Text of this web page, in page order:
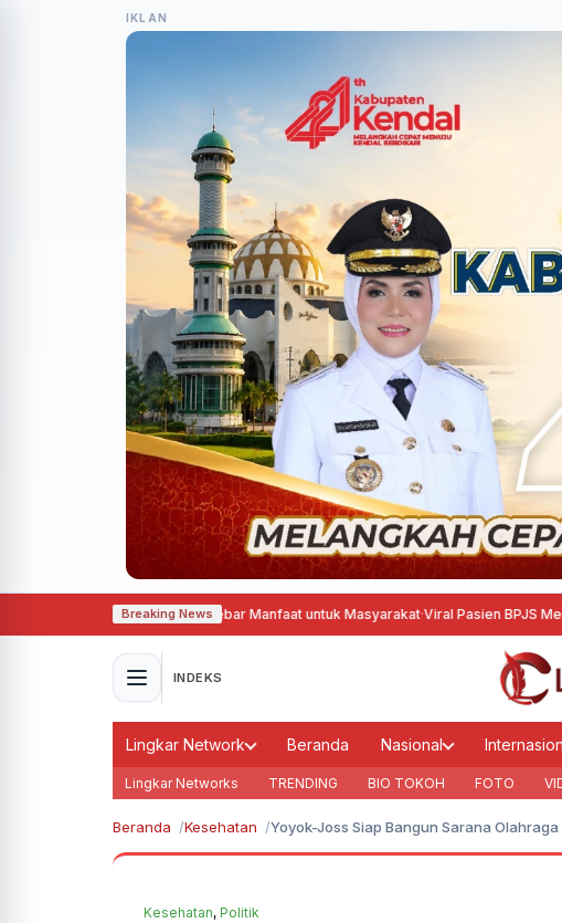
IKLAN
Breaking News
Aksi Sosial, Tebar Manfaat untuk Masyarakat·Viral Pasien BPJS Menunggu
INDEKS
Lingkar Network Beranda Nasional
Lingkar Networks TRENDING BIO TOKOH FOTO
Beranda Kesehatan Yoyok-Joss Siap Bangun Sarana
Kesehatan, Politik